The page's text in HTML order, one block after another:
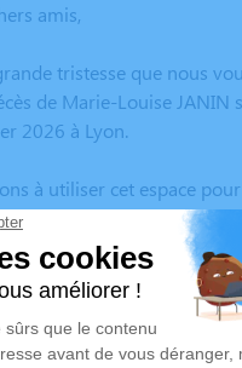
amis,
tristesse que nous
de Marie-Louise JANIN
2026 à Lyon.
à utiliser cet espace
partager des photos
vos pensées à travers
Cet endroit est un lieu
à honorer la mémoire